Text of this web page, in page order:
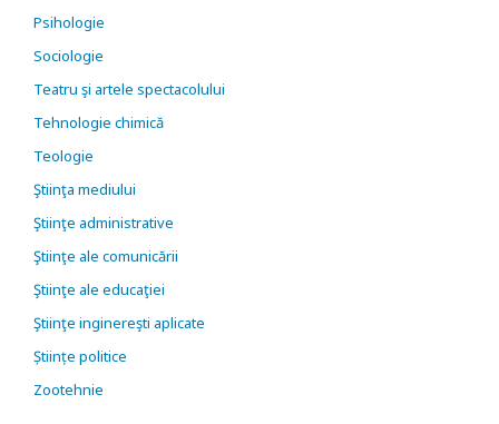
Psihologie
Sociologie
Teatru şi artele spectacolului
Tehnologie chimică
Teologie
Ştiinţa mediului
Ştiinţe administrative
Ştiinţe ale comunicării
Ştiinţe ale educaţiei
Ştiinţe inginereşti aplicate
Științe politice
Zootehnie